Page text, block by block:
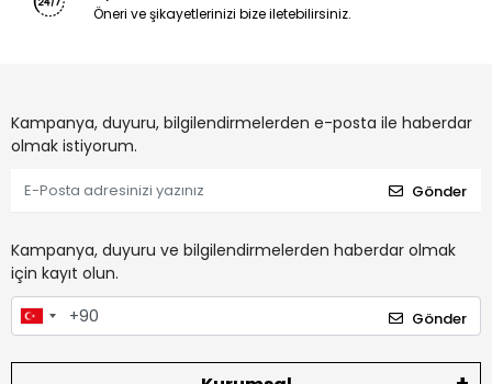
Öneri ve şikayetlerinizi bize iletebilirsiniz.
Kampanya, duyuru, bilgilendirmelerden e-posta ile haberdar
olmak istiyorum.
Gönder
Kampanya, duyuru ve bilgilendirmelerden haberdar olmak
için kayıt olun.
Gönder